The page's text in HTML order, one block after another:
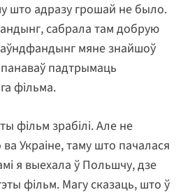
што адразу грошай не было.
сабрала там добрую
мяне знайшоў
падтрымаць
фільма.
фільм зрабілі. Але не
ва Украіне, таму што пачалася
я выехала ў Польшчу, дзе
фільм. Магу сказаць, што ў